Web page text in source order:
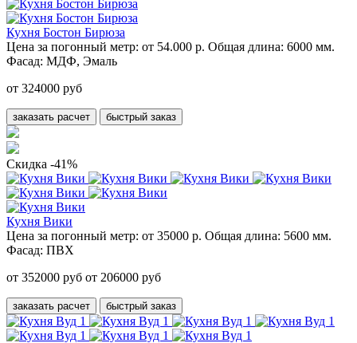
Кухня Бостон Бирюза
Цена за погонный метр: от 54.000 р. Общая длина: 6000 мм.
Фасад: МДФ, Эмаль
от 324000 руб
заказать расчет быстрый заказ
Скидка -41%
Кухня Вики
Цена за погонный метр: от 35000 р. Общая длина: 5600 мм.
Фасад: ПВХ
от 352000 руб от 206000 руб
заказать расчет быстрый заказ